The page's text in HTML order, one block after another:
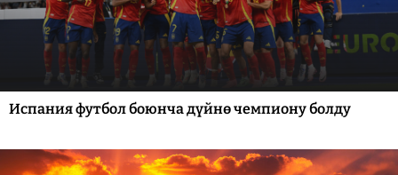
Испания футбол боюнча дүйнө чемпиону болду